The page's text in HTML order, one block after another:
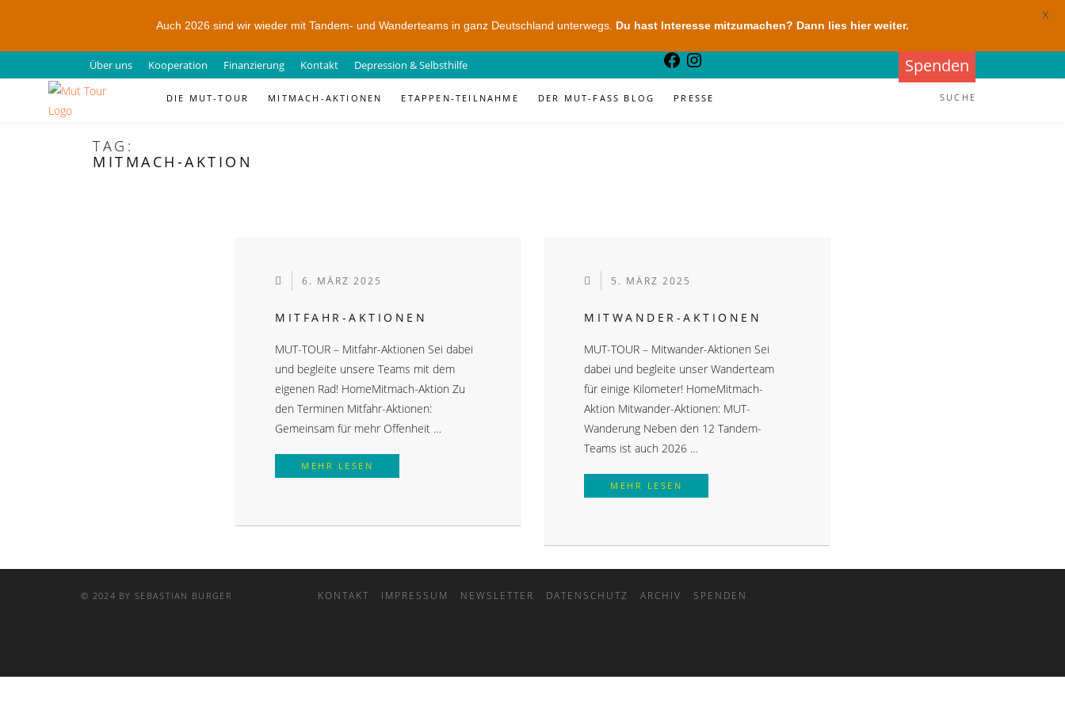
Über uns Kooperation Finanzierung Kontakt Depression & Selbsthilfe Spenden
DIE MUT-TOUR MITMACH-AKTIONEN ETAPPEN-TEILNAHME DER MUT-FASS BLOG PRESSE SUCHE
TAG:
MITMACH-AKTION
6. MÄRZ 2025
MITFAHR-AKTIONEN
MUT-TOUR – Mitfahr-Aktionen Sei dabei
und begleite unsere Teams mit dem
eigenen Rad! HomeMitmach-Aktion Zu
den Terminen Mitfahr-Aktionen:
Gemeinsam für mehr Offenheit …
MEHR LESEN
5. MÄRZ 2025
MITWANDER-AKTIONEN
MUT-TOUR – Mitwander-Aktionen Sei
dabei und begleite unser Wanderteam
für einige Kilometer! HomeMitmach-
Aktion Mitwander-Aktionen: MUT-
Wanderung Neben den 12 Tandem-
Teams ist auch 2026 …
MEHR LESEN
© 2024 BY SEBASTIAN BURGER KONTAKT IMPRESSUM NEWSLETTER DATENSCHUTZ ARCHIV SPENDEN
Auch 2026 sind wir wieder mit Tandem- und Wanderteams in ganz Deutschland unterwegs. Du hast Interesse mitzumachen? Dann lies hier weiter.
X